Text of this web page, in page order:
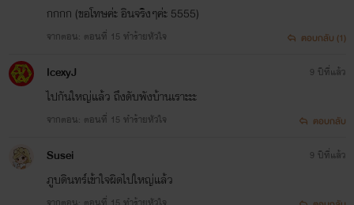
กกกก (ขอโทษค่ะ อินจริงๆค่ะ 5555)
จากตอน: ตอนที่ 15 ทำร้ายหัวใจ ตอบกลับ (1)
IcexyJ
ไปกันใหญ่แล้ว ถึงดับพังบ้านเราะะะ
จากตอน: ตอนที่ 15 ทำร้ายหัวใจ
9 ปีที่แล้ว
ตอบกลับ
Susei
ภูบดินทร์เข้าใจผิดไปใหญ่แล้ว
9 ปีที่แล้ว